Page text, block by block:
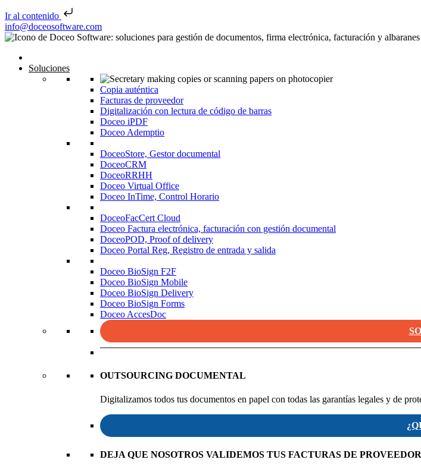
Ir al contenido
Saltar al contenido
info@doceosoftware.com
Soluciones
Copia auténtica
Facturas de proveedor
Digitalización con lectura de código de barras
Doceo iPDF
Doceo Ademptio
DoceoStore, Gestor documental
DoceoCRM
DoceoRRHH
Doceo Virtual Office
Doceo InTime, Control Horario
DoceoFacCert Cloud
Doceo Factura electrónica, facturación con gestión documental
DoceoPOD, Proof of delivery
Doceo Portal Reg, Registro de entrada y salida
Doceo BioSign F2F
Doceo BioSign Mobile
Doceo BioSign Delivery
Doceo BioSign Forms
Doceo AccesDoc
OUTSOURCING DOCUMENTAL
Digitalizamos todos tus documentos en papel con todas las garantías legales y de
DEJA QUE NOSOTROS VALIDEMOS TUS FACTURAS DE PROVEEDOR